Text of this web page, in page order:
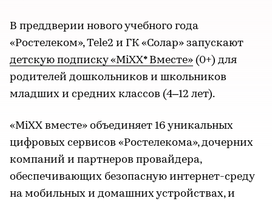
В преддверии нового учебного года
«Ростелеком», Tele2 и ГК «Солар» запускают
детскую подписку «MiXX* Вместе» (0+) для
родителей дошкольников и школьников
младших и средних классов (4–12 лет).
«MiXX вместе» объединяет 16 уникальных
цифровых сервисов «Ростелекома», дочерних
компаний и партнеров провайдера,
обеспечивающих безопасную интернет-среду
на мобильных и домашних устройствах, и